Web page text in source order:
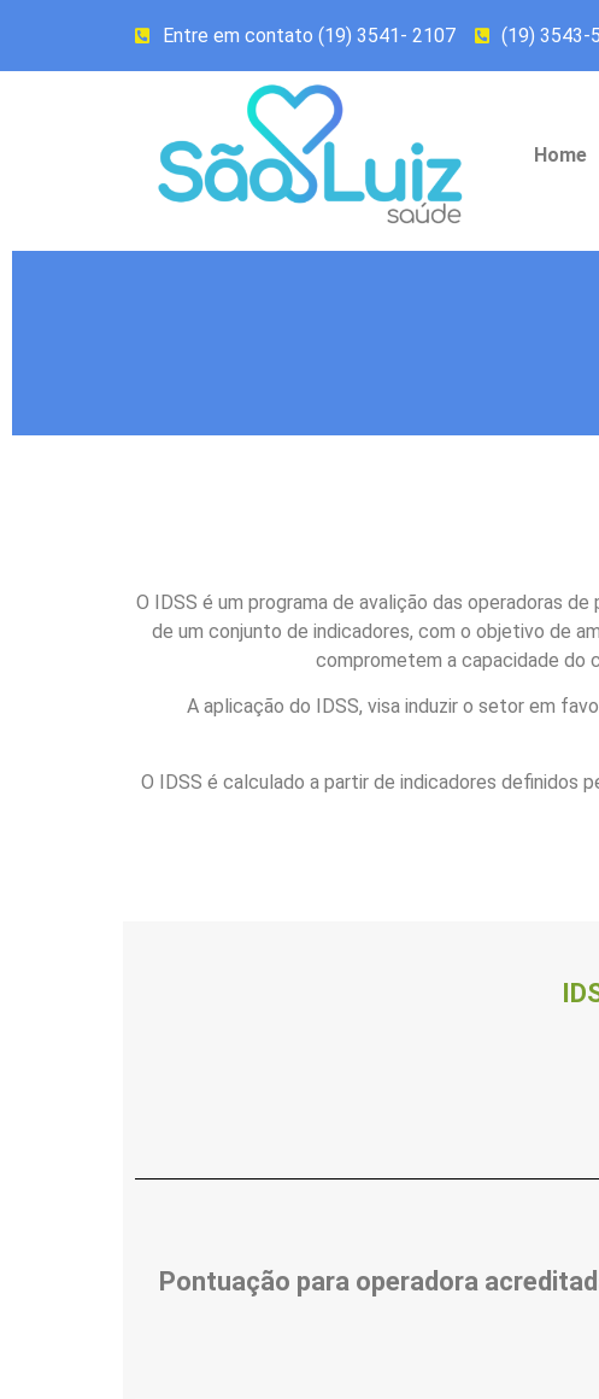
Entre em contato (19) 3541- 2107 (19) 3543-
Home
O IDSS é um programa de avalição das operadoras
de um conjunto de indicadores, com o objetivo de
comprometem a capacidade do
A aplicação do IDSS, visa induzir o setor em
O IDSS é calculado a partir de indicadores definidos
Pontuação para operadora